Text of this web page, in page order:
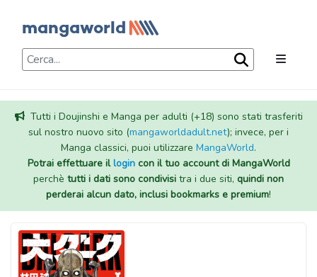
Tutti i Doujinshi e Manga per adulti (+18) sono stati trasferiti
sul nostro nuovo sito (mangaworldadult.net); invece, per i
Manga classici, puoi utilizzare MangaWorld.
Potrai effettuare illogincon il tuo account di MangaWorld
perchè tutti i dati sono condivisi tra i due siti, quindi non
perderai alcun dato, inclusi bookmarks e premium!